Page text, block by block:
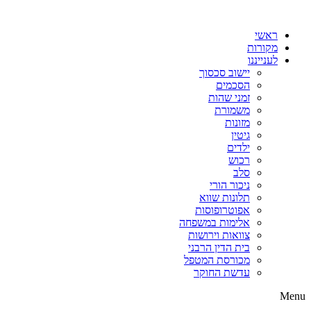
ראשי
מקורות
לענייננו
יישוב סכסוך
הסכמים
זמני שהות
משמורת
מזונות
גיטין
ילדים
רכוש
סלב
ניכור הורי
תלונות שווא
אפוטרופוסות
אלימות במשפחה
צוואות וירושות
בית הדין הרבני
מכורסת המטפל
עדשת החוקר
Menu